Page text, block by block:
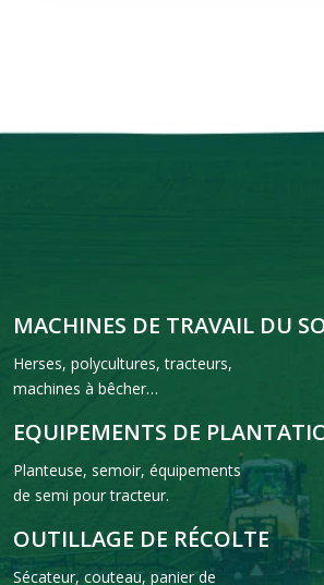
MACHINES DE TRAVAIL DU
Herses, polycultures, tracteurs,
machines à bêcher…
EQUIPEMENTS DE
Planteuse, semoir, équipements
de semi pour tracteur.
OUTILLAGE DE RÉCOLTE
Sécateur, couteau, panier de